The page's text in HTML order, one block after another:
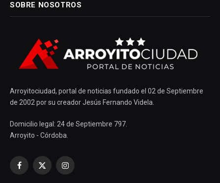
SOBRE NOSOTROS
Arroyitociudad, portal de noticias fundado el 02 de Septiembre
de 2002 por su creador Jesús Fernando Videla.
Domicilio legal: 24 de Septiembre 797.
Arroyito - Córdoba.
Facebook
X
Instagram